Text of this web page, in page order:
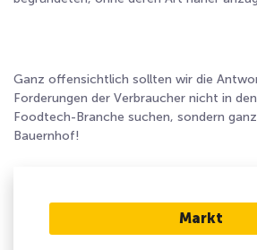
Markt
Ganz offensichtlich sollten wir die
Forderungen der Verbraucher nicht in
Foodtech-Branche suchen, sondern
Bauernhof!